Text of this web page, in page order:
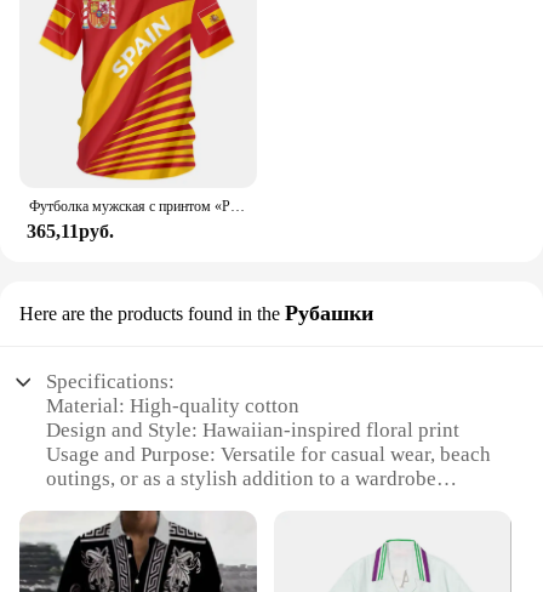
365,11руб.
Here are the products found in the Рубашки
Specifications:
Material: High-quality cotton
Design and Style: Hawaiian-inspired floral print
Usage and Purpose: Versatile for casual wear, beach
outings, or as a stylish addition to a wardrobe
unique blend of traditional Hawaiian fashion and
modern comfort
Performance and Property: Lightweight, breathable